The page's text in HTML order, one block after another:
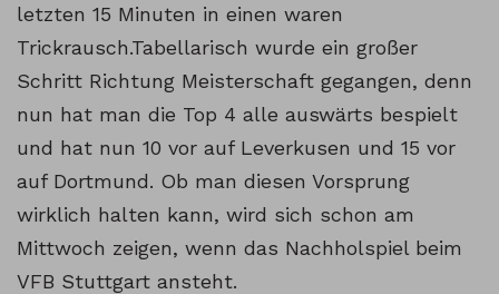
letzten 15 Minuten in einen waren
Trickrausch.Tabellarisch wurde ein großer
Schritt Richtung Meisterschaft gegangen, denn
nun hat man die Top 4 alle auswärts bespielt
und hat nun 10 vor auf Leverkusen und 15 vor
auf Dortmund. Ob man diesen Vorsprung
wirklich halten kann, wird sich schon am
Mittwoch zeigen, wenn das Nachholspiel beim
VFB Stuttgart ansteht.